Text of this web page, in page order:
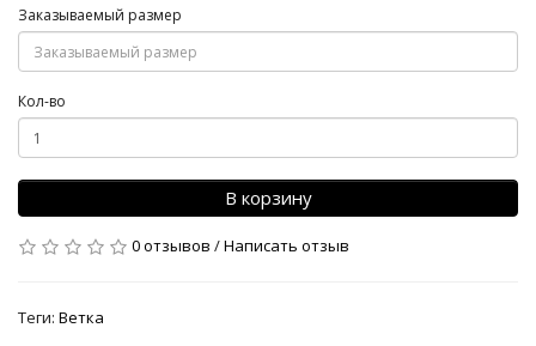
Заказываемый размер
Кол-во
В корзину
0 отзывов /Написать отзыв
Теги: Ветка